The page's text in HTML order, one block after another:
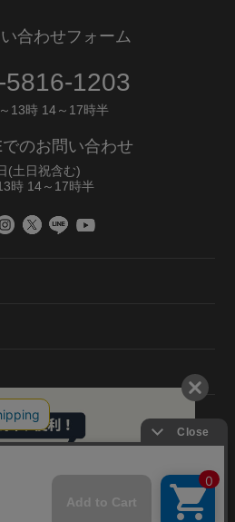
合わせフォーム
5816-1203
13時 14～17時半
のお問い合わせ
(土日祝含む)
時 14～17時半